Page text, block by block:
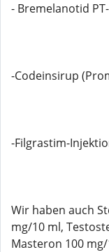
- Bremelanotid
-Codeinsirup
-Filgrastim-
Wir haben auch
mg/10 ml,
Masteron 100